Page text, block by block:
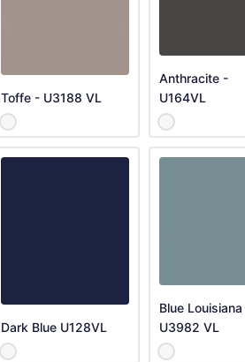
Toffe - U3188 VL
Anthracite -
U164VL
Dark Blue U128VL
Blue
U3982 VL